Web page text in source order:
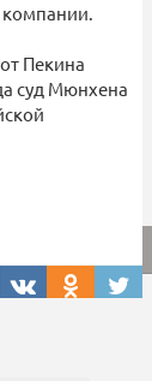
компании.
Пекина
суд Мюнхена